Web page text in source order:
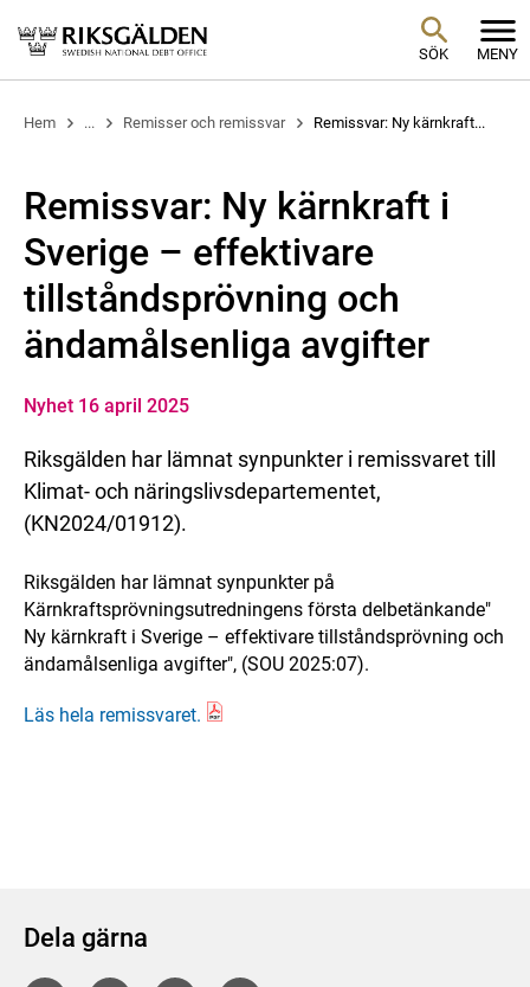
SÖK MENY
Hem ... Remisser och remissvar Remissvar: Ny kärnkraft...
Remissvar: Ny kärnkraft i
Sverige – effektivare
tillståndsprövning och
ändamålsenliga avgifter
Nyhet 16 april 2025
Riksgälden har lämnat synpunkter i remissvaret till
Klimat- och näringslivsdepartementet,
(KN2024/01912).
Riksgälden har lämnat synpunkter på
Kärnkraftsprövningsutredningens första delbetänkande"
Ny kärnkraft i Sverige – effektivare tillståndsprövning och
ändamålsenliga avgifter", (SOU 2025:07).
Läs hela remissvaret.
Dela gärna